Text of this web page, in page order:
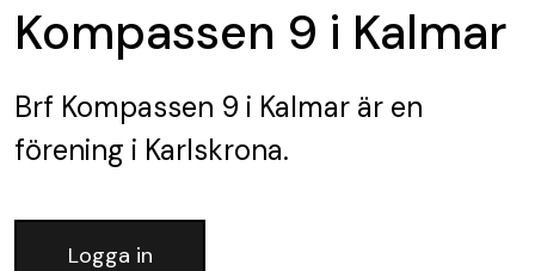
Kompassen 9 i Kalmar
Brf Kompassen 9 i Kalmar är en
förening i Karlskrona.
Logga in